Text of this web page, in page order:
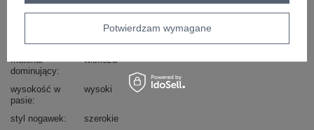
okazja
codzienne
dominujący
kwiaty
materiał
dominujący
wiskoza
wysokość w
pasie
wysoki
styl nogawek
szerokie
Potwierdzam wymagane